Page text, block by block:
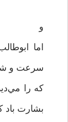
و
اما
سرعت و
که را
بشارت باد